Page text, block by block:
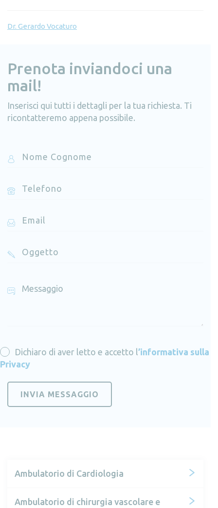
Dr. Gerardo Vocaturo
Prenota inviandoci una
mail!
Inserisci qui tutti i dettagli per la tua richiesta. Ti
ricontatteremo appena possibile.
Dichiaro di aver letto e accetto l’informativa sulla
Privacy
Ambulatorio di Cardiologia
Ambulatorio di chirurgia vascolare e